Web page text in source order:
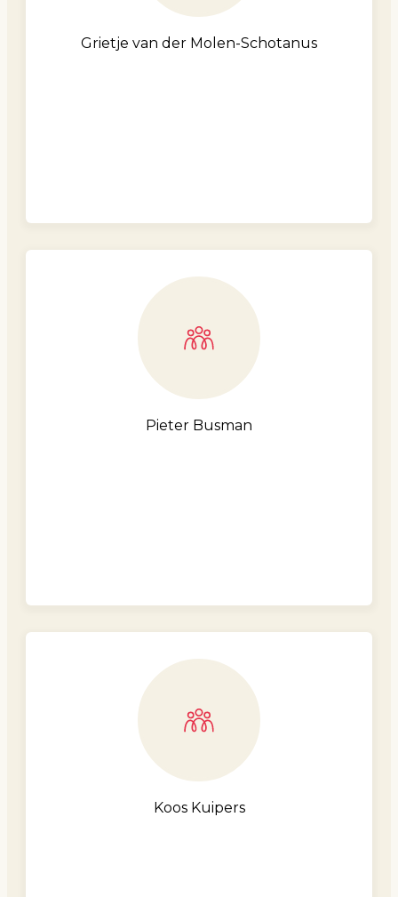
Grietje van der Molen-Schotanus
Pieter Busman
Koos Kuipers